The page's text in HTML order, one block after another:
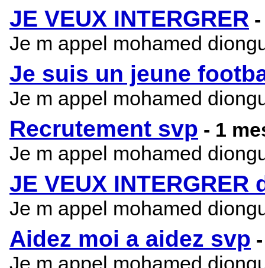
JE VEUX INTERGRER
Je m appel mohamed
Je suis un jeune
Je m appel mohamed
Recrutement svp - 1
Je m appel mohamed
JE VEUX
Je m appel mohamed
Aidez moi a aidez svp
Je m appel mohamed